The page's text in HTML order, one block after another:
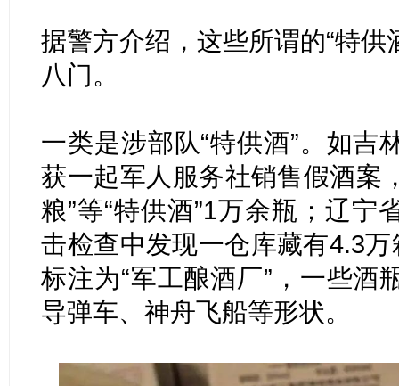
据警方介绍，这些所谓的“特供
八门。
一类是涉部队“特供酒”。如吉
获一起军人服务社销售假酒案
粮”等“特供酒”1万余瓶；辽宁
击检查中发现一仓库藏有4.3万
标注为“军工酿酒厂”，一些酒
导弹车、神舟飞船等形状。